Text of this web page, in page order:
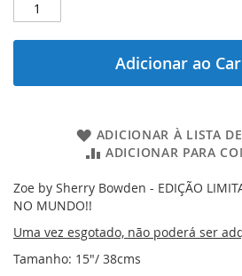
Adicionar ao
ADICIONAR À LISTA
ADICIONAR PARA
Zoe by Sherry Bowden - EDIÇÃO
NO MUNDO!!
Uma vez esgotado, não poderá ser
Tamanho: 15"/ 38cms